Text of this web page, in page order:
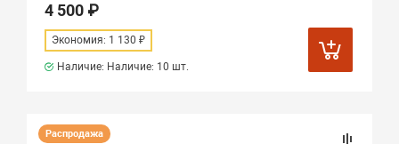
4 500 ₽
Экономия: 1 130 ₽
Наличие: Наличие: 10 шт.
Распродажа